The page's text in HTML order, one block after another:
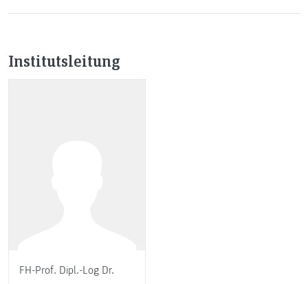
Institutsleitung
FH-Prof. Dipl.-Log Dr.